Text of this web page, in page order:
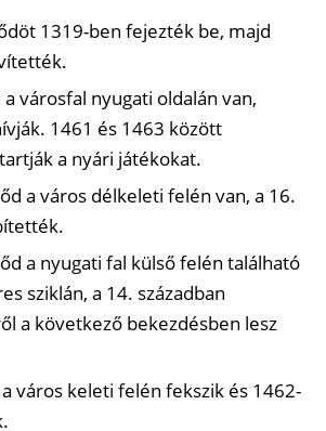
1319-ben fejezték be, majd
városfal nyugati oldalán van,
1461 és 1463 között
a nyári játékokat.
a város délkeleti felén van, a 16.
a nyugati fal külső felén található
sziklán, a 14. században
a következő bekezdésben lesz
város keleti felén fekszik és 1462-